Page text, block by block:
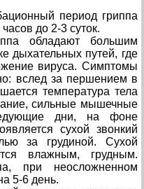
период гриппа
до 2-3 суток.
обладают большим
дыхательных путей, где
вируса. Симптомы
вслед за першением в
температура тела
сильные мышечные
дни, на фоне
сухой звонкий
за грудиной. Сухой
влажным, грудным.
при неосложненном
5-6 день.